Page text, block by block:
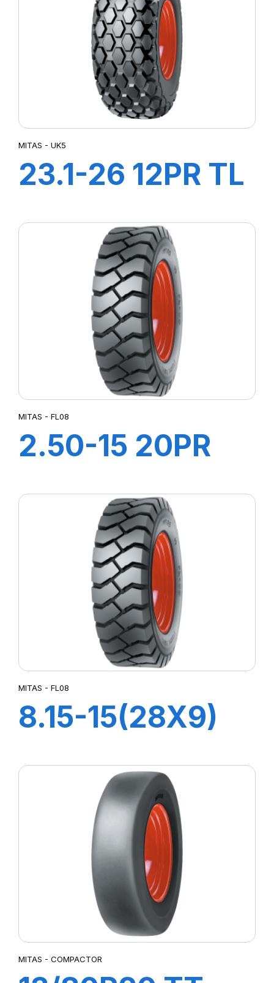
MITAS - UK5
23.1-26 12PR TL
MITAS - FL08
2.50-15 20PR
AIR+FLAP
MITAS - FL08
8.15-15(28X9)
+CH A
AIR+FLAP
MITAS - COMPACTOR